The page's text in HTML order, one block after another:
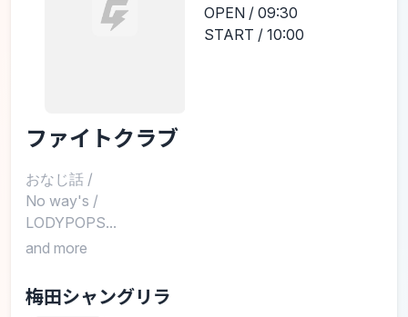
OPEN / 09:30
START / 10:00
ファイトクラブ
おなじ話 /
No way's /
LODYPOPS...
and more
梅田シャングリラ